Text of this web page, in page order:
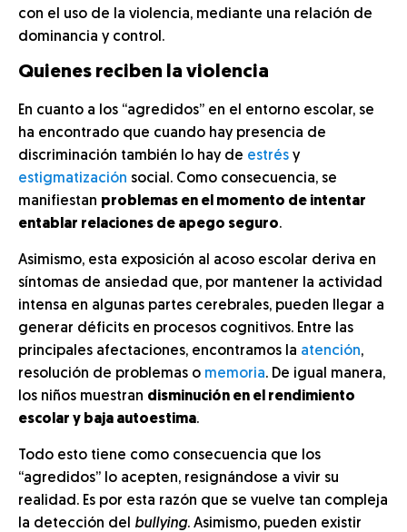
con el uso de la violencia, mediante una relación de
dominancia y control.
Quienes reciben la violencia
En cuanto a los “agredidos” en el entorno escolar, se
ha encontrado que cuando hay presencia de
discriminación también lo hay de estrés y
estigmatización social. Como consecuencia, se
manifiestan problemas en el momento de intentar
entablar relaciones de apego seguro.
Asimismo, esta exposición al acoso escolar deriva en
síntomas de ansiedad que, por mantener la actividad
intensa en algunas partes cerebrales, pueden llegar a
generar déficits en procesos cognitivos. Entre las
principales afectaciones, encontramos la atención,
resolución de problemas o memoria. De igual manera,
los niños muestran disminución en el rendimiento
escolar y baja autoestima.
Todo esto tiene como consecuencia que los
“agredidos” lo acepten, resignándose a vivir su
realidad. Es por esta razón que se vuelve tan compleja
la detección del bullying. Asimismo, pueden existir